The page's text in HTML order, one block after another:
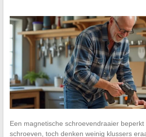
Een magnetische schroevendraaier beperkt
schroeven, toch denken weinig klussers